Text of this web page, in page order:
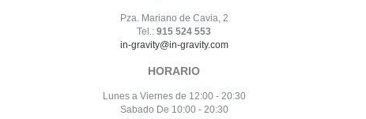
Pza. Mariano de Cavia, 2
Tel.: 915 524 553
in-gravity@in-gravity.com
HORARIO
Lunes a Viernes de 12:00 - 20:30
Sabado De 10:00 - 20:30